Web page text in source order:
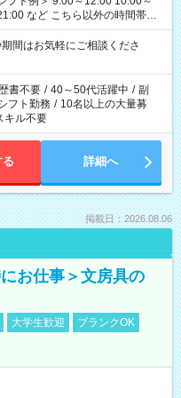
外の時間帯も
間はお気軽にご相談くださ
書不要 / 40～50代活躍中 / 副
フト勤務 / 10名以上の大量募
キル不要
る 詳細へ
掲載日：2026.08.06
お仕事＞文房具の
大学生歓迎
ブランクOK